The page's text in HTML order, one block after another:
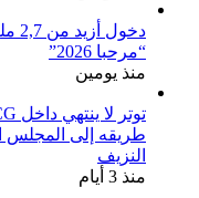
“مرحبا 2026”
منذ يومين
طريقه إلى المجلس
النزيف
منذ 3 أيام